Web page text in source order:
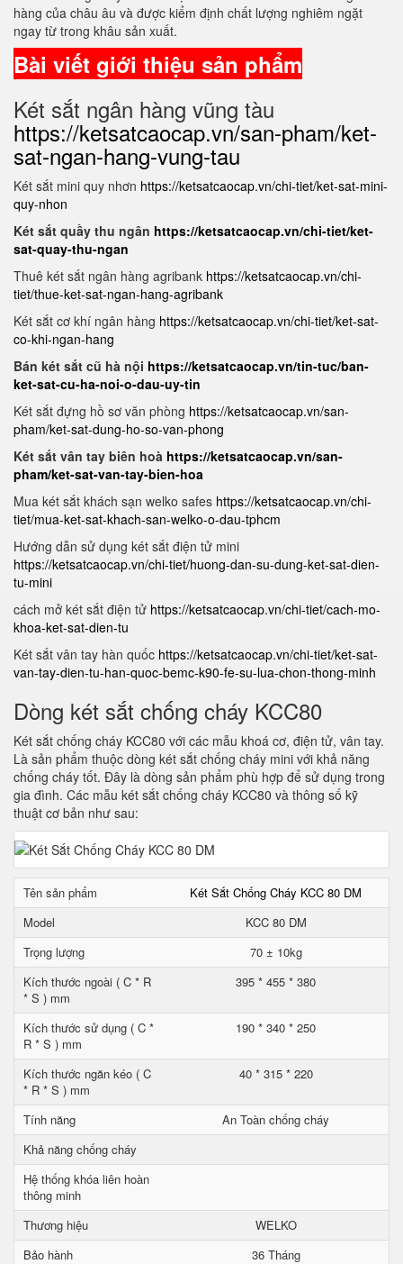
hàng của châu âu và được kiểm định chất lượng nghiêm ngặt
ngay từ trong khâu sản xuất.
Bài viết giới thiệu sản phẩm
Két sắt ngân hàng vũng tàu
https://ketsatcaocap.vn/san-pham/ket-
sat-ngan-hang-vung-tau
Két sắt mini quy nhơn https://ketsatcaocap.vn/chi-tiet/ket-sat-mini-
quy-nhon
Két sắt quầy thu ngân https://ketsatcaocap.vn/chi-tiet/ket-
sat-quay-thu-ngan
Thuê két sắt ngân hàng agribank https://ketsatcaocap.vn/chi-
tiet/thue-ket-sat-ngan-hang-agribank
Két sắt cơ khí ngân hàng https://ketsatcaocap.vn/chi-tiet/ket-sat-
co-khi-ngan-hang
Bán két sắt cũ hà nội https://ketsatcaocap.vn/tin-tuc/ban-
ket-sat-cu-ha-noi-o-dau-uy-tin
Két sắt đựng hồ sơ văn phòng https://ketsatcaocap.vn/san-
pham/ket-sat-dung-ho-so-van-phong
Két sắt vân tay biên hoà https://ketsatcaocap.vn/san-
pham/ket-sat-van-tay-bien-hoa
Mua két sắt khách sạn welko safes https://ketsatcaocap.vn/chi-
tiet/mua-ket-sat-khach-san-welko-o-dau-tphcm
Hướng dẫn sử dụng két sắt điện tử mini
https://ketsatcaocap.vn/chi-tiet/huong-dan-su-dung-ket-sat-dien-
tu-mini
cách mở két sắt điện tử https://ketsatcaocap.vn/chi-tiet/cach-mo-
khoa-ket-sat-dien-tu
Két sắt vân tay hàn quốc https://ketsatcaocap.vn/chi-tiet/ket-sat-
van-tay-dien-tu-han-quoc-bemc-k90-fe-su-lua-chon-thong-minh
Dòng két sắt chống cháy KCC80
Két sắt chống cháy KCC80 với các mẫu khoá cơ, điện tử, vân tay.
Là sản phẩm thuộc dòng két sắt chống cháy mini với khả năng
chống cháy tốt. Đây là dòng sản phẩm phù hợp để sử dụng trong
gia đình. Các mẫu két sắt chống cháy KCC80 và thông số kỹ
thuật cơ bản như sau:
Tên sản phẩm
Két Sắt Chống Cháy KCC 80 DM
Model
KCC 80 DM
Trọng lượng
70 ± 10kg
Kích thước ngoài ( C * R
* S ) mm
395 * 455 * 380
Kích thước sử dụng ( C *
R * S ) mm
190 * 340 * 250
Kích thước ngăn kéo ( C
* R * S ) mm
40 * 315 * 220
Tính năng
An Toàn chống cháy
Khả năng chống cháy
Hệ thống khóa liên hoàn
thông minh
Thương hiệu
WELKO
Bảo hành
36 Tháng